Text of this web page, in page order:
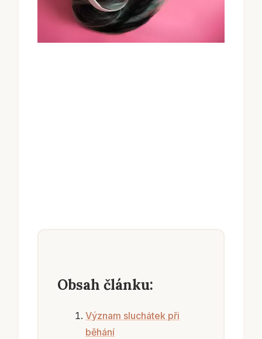
Obsah článku:
Význam sluchátek při
běhání